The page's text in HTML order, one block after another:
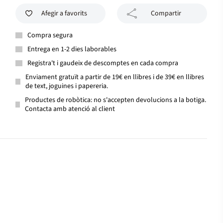
Afegir a favorits Compartir
Compra segura
Entrega en 1-2 dies laborables
Registra't i gaudeix de descomptes en cada compra
Enviament gratuït a partir de 19€ en llibres i de 39€ en llibres
de text, joguines i papereria.
Productes de robòtica: no s'accepten devolucions a la botiga.
Contacta amb atenció al client